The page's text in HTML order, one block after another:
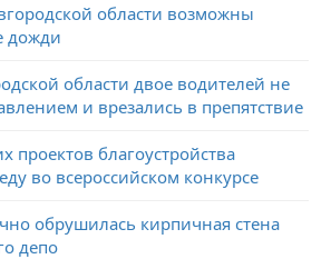
области возможны
дожди
области двое водителей не
и врезались в препятствие
проектов благоустройства
во всероссийском конкурсе
обрушилась кирпичная стена
депо